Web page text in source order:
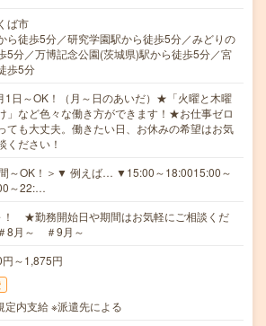
ば市
ら徒歩5分／研究学園駅から徒歩5分／みどりの
5分／万博記念公園(茨城県)駅から徒歩5分／宮
歩5分
1日～OK！（月～日のあいだ）★「火曜と木曜
」など色々な働き方ができます！★お仕事ゼロ
ても大丈夫。働きたい日、お休みの希望はお気
ください！
～OK！＞▼ 例えば… ▼15:00～18:0015:00～
～22:…
！ ★勤務開始日や期間はお気軽にご相談くだ
8月～ ＃9月～
～1,875円
定内支給 ※派遣先による